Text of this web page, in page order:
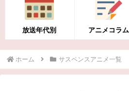
放送年代別 アニメコラム
ホーム サスペンスアニメ一覧